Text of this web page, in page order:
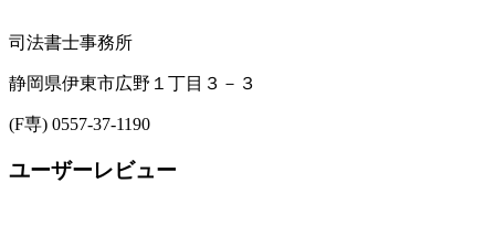
司法書士事務所
静岡県伊東市広野１丁目３－３
(F専) 0557-37-1190
ユーザーレビュー